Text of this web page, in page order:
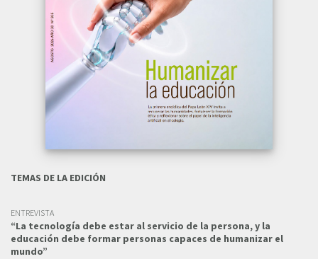
TEMAS DE LA EDICIÓN
ENTREVISTA
“La tecnología debe estar al servicio de la persona, y la
educación debe formar personas capaces de humanizar el
mundo”